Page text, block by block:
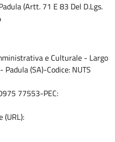
(Artt. 71 E 83 Del D.Lgs.
e Culturale - Largo
(SA)-Codice: NUTS
77553-PEC: